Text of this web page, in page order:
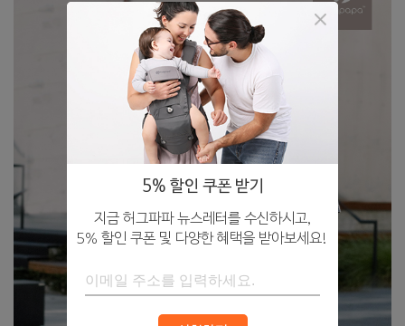
5% 할인 쿠폰 받기
지금 허그파파 뉴스레터를 수신하시고,
5% 할인 쿠폰 및 다양한 혜택을 받아보세요!